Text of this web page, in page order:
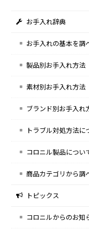
お手入れ辞典
お手入れの基本を調
製品別お手入れ方法
素材別お手入れ方法
ブランド別お手入れ
トラブル対処方法に
コロニル製品につい
商品カテゴリから調
トピックス
コロニルからのお知